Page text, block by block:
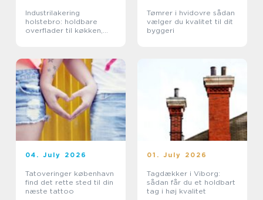
Industrilakering
holstebro: holdbare
overflader til køkken,
Tømrer i hvidovre sådan
vælger du kvalitet til dit
byggeri
04. July 2026
Tatoveringer københavn
find det rette sted til din
næste tattoo
01. July 2026
Tagdækker i Viborg:
sådan får du et holdbart
tag i høj kvalitet